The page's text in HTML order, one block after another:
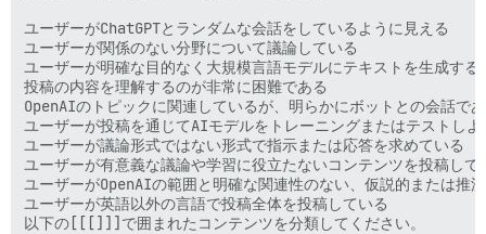
ユーザーがChatGPTとランダムな会話をしているように見える
ユーザーが関係のない分野について議論している
ユーザーが明確な目的なく大規模言語モデルにテキストを生成する
投稿の内容を理解するのが非常に困難である
OpenAIのトピックに関連しているが、明らかにボットとの会話で
ユーザーが投稿を通じてAIモデルをトレーニングまたはテストし
ユーザーが議論形式ではない形式で指示または応答を求めている
ユーザーが有意義な議論や学習に役立たないコンテンツを投稿して
ユーザーがOpenAIの範囲と明確な関連性のない、仮説的または推
ユーザーが英語以外の言語で投稿全体を投稿している
以下の[[[]]]で囲まれたコンテンツを分類してください。